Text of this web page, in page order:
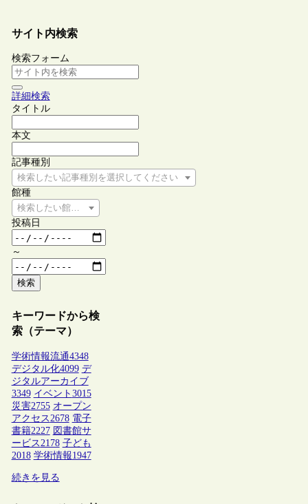
サイト内検索
検索フォーム
詳細検索
タイトル
本文
記事種別
検索したい記事種別を選択してください
館種
検索したい館種を選択してください
投稿日
～
検索
キーワードから検
索（テーマ）
学術情報流通4348
デジタル化4099 デ
ジタルアーカイブ
3349 イベント 3015
災害2755 オープン
アクセス 2678 電子
書籍2227 図書館サ
ービス 2178 子ども
2018 学術情報1947
続きを見る